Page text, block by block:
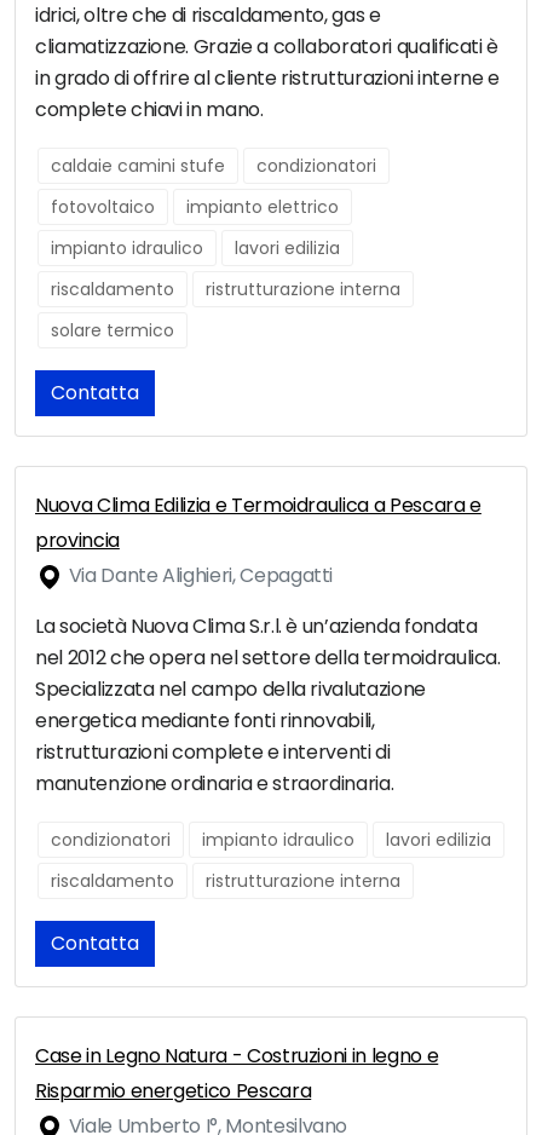
idrici, oltre che di riscaldamento, gas e
cliamatizzazione. Grazie a collaboratori qualificati è
in grado di offrire al cliente ristrutturazioni interne e
complete chiavi in mano.
caldaie camini stufe
condizionatori
fotovoltaico
impianto elettrico
impianto idraulico
lavori edilizia
riscaldamento
ristrutturazione interna
solare termico
Contatta
Nuova Clima Edilizia e Termoidraulica a Pescara e
provincia
Via Dante Alighieri, Cepagatti
La società Nuova Clima S.r.l. è un’azienda fondata
nel 2012 che opera nel settore della termoidraulica.
Specializzata nel campo della rivalutazione
energetica mediante fonti rinnovabili,
ristrutturazioni complete e interventi di
manutenzione ordinaria e straordinaria.
condizionatori impianto idraulico
lavori edilizia
riscaldamento
ristrutturazione interna
Contatta
Case in Legno Natura - Costruzioni in legno e
Risparmio energetico Pescara
Viale Umberto I°, Montesilvano